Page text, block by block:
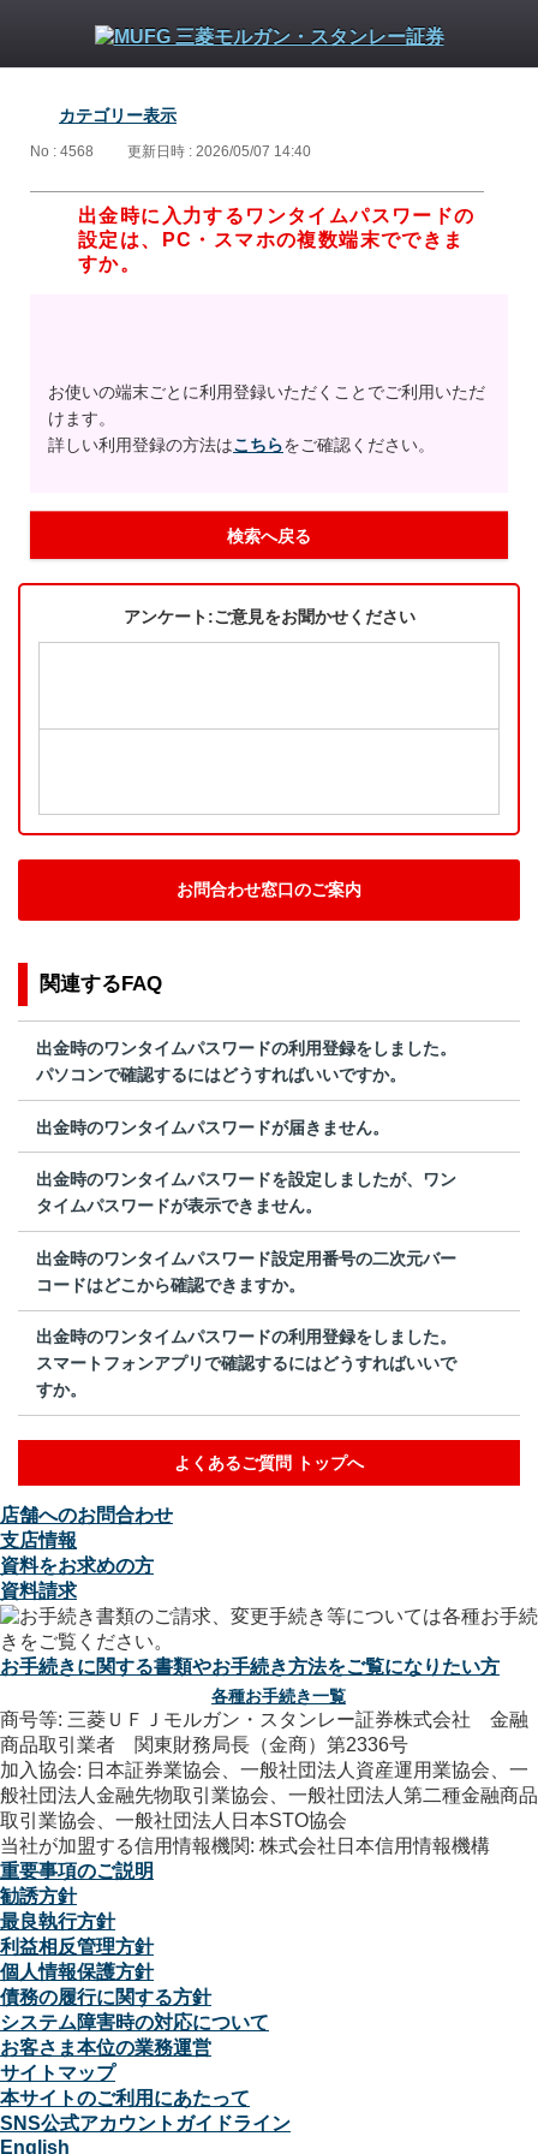
カテゴリー表示
No : 4568 更新日時 : 2026/05/07 14:40
出金時に入力するワンタイムパスワードの
設定は、PC・スマホの複数端末でできま
すか。
お使いの端末ごとに利用登録いただくことでご利用いただ
けます。
詳しい利用登録の方法はこちらをご確認ください。
検索へ戻る
アンケート:ご意見をお聞かせください
お問合わせ窓口のご案内
関連するFAQ
出金時のワンタイムパスワードの利用登録をしました。
パソコンで確認するにはどうすればいいですか。
出金時のワンタイムパスワードが届きません。
出金時のワンタイムパスワードを設定しましたが、ワン
タイムパスワードが表示できません。
出金時のワンタイムパスワード設定用番号の二次元バー
コードはどこから確認できますか。
出金時のワンタイムパスワードの利用登録をしました。
スマートフォンアプリで確認するにはどうすればいいで
すか。
よくあるご質問 トップへ
店舗へのお問合わせ
支店情報
資料をお求めの方
資料請求
お手続きに関する書類やお手続き方法をご覧になりたい方
各種お手続き一覧
商号等: 三菱ＵＦＪモルガン・スタンレー証券株式会社 金融
商品取引業者 関東財務局長（金商）第2336号
加入協会: 日本証券業協会、一般社団法人資産運用業協会、一
般社団法人金融先物取引業協会、一般社団法人第二種金融商品
取引業協会、一般社団法人日本STO協会
当社が加盟する信用情報機関: 株式会社日本信用情報機構
重要事項のご説明
勧誘方針
最良執行方針
利益相反管理方針
個人情報保護方針
債務の履行に関する方針
システム障害時の対応について
お客さま本位の業務運営
サイトマップ
本サイトのご利用にあたって
SNS公式アカウントガイドライン
English